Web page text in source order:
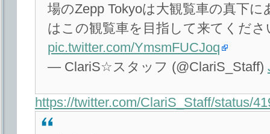
場のZepp Tokyoは大観覧車の真下
はこの観覧車を目指して来てくださ
pic.twitter.com/YmsmFUCJoq
— ClariS☆スタッフ (@ClariS_Staff)
https://twitter.com/ClariS_Staff/status/